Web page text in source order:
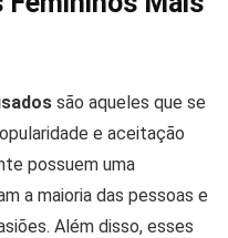
são aqueles que se
e aceitação
possuem uma
a maioria das pessoas e
Além disso, esses